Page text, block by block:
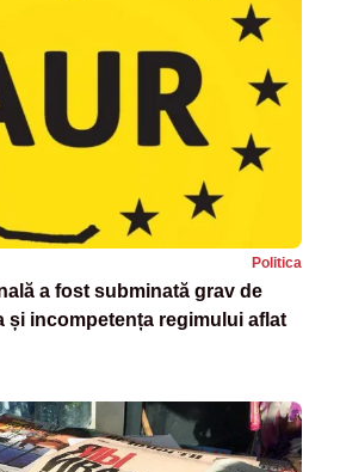
Politica
a fost subminată grav de
și incompetența regimului aflat